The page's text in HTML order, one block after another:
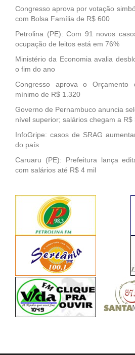
Congresso aprova por votação
com Bolsa Família de R$ 600
Petrolina (PE): Com 91 novos
ocupação de leitos está em 76%
Ministério da Economia avalia
o fim do ano
Congresso aprova o
mínimo de R$ 1.320
Governo de Pernambuco anuncia
nível superior; salários chegam a R$
InfoGripe: casos de SRAG
do país
Caruaru (PE): Prefeitura lança
com salários até R$ 4 mil